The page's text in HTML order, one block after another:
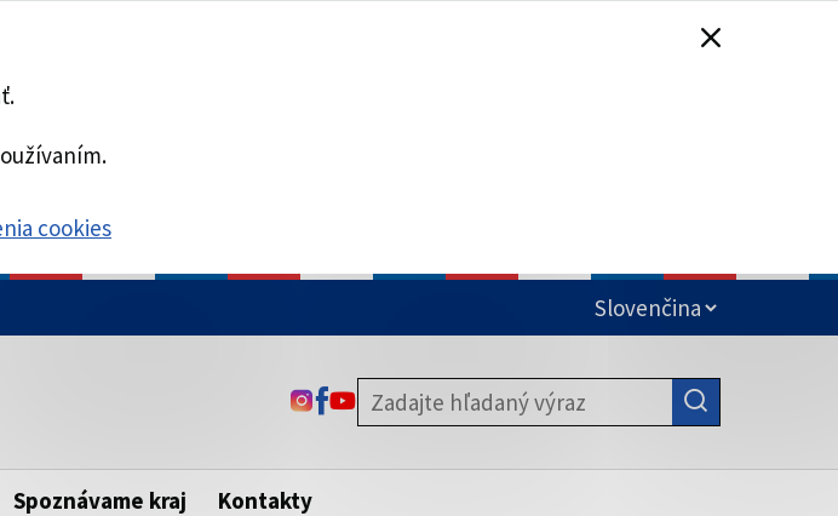
cookies
Táto stránka je zabezpečená
zabezpečenú webovú stránku. Zabezpečená stránka vždy začína
https:// pred názvom domény webového sídla.
ODKAZ SA OTVORÍ NA NOVEJ KARTE
ODKAZ SA OTVORÍ NA NOVEJ KARTE
ODKAZ SA OTVORÍ NA NOVEJ KARTE
Spoznávame kraj Kontakty